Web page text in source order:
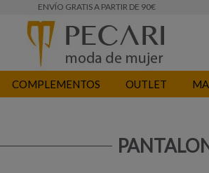
ENVÍO GRATIS A PARTIR DE 90€
COMPLEMENTOS OUTLET